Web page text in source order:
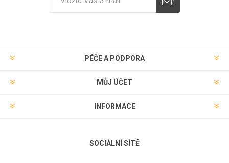
PÉČE A PODPORA
MŮJ ÚČET
INFORMACE
SOCIÁLNÍ SÍTĚ